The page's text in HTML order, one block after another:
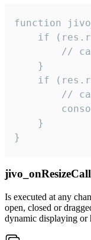
function
if
//
    }
if
//
    }
}
Is executed at any
open, closed or
dynamic displaying or